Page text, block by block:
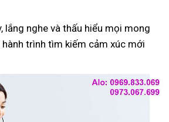
lắng nghe và thấu hiểu mọi mong
trình tìm kiếm cảm xúc mới